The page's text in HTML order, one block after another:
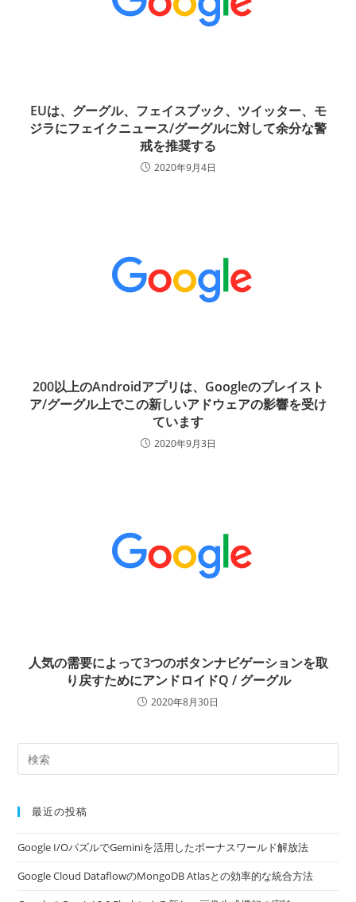
EUは、グーグル、フェイスブック、ツイッター、モ
ジラにフェイクニュース/グーグルに対して余分な警
戒を推奨する
2020年9月4日
200以上のAndroidアプリは、Googleのプレイスト
ア/グーグル上でこの新しいアドウェアの影響を受け
ています
2020年9月3日
人気の需要によって3つのボタンナビゲーションを取
り戻すためにアンドロイドQ / グーグル
2020年8月30日
最近の投稿
Google I/OパズルでGeminiを活用したボーナスワールド解放法
Google Cloud DataflowのMongoDB Atlasとの効率的な統合方法